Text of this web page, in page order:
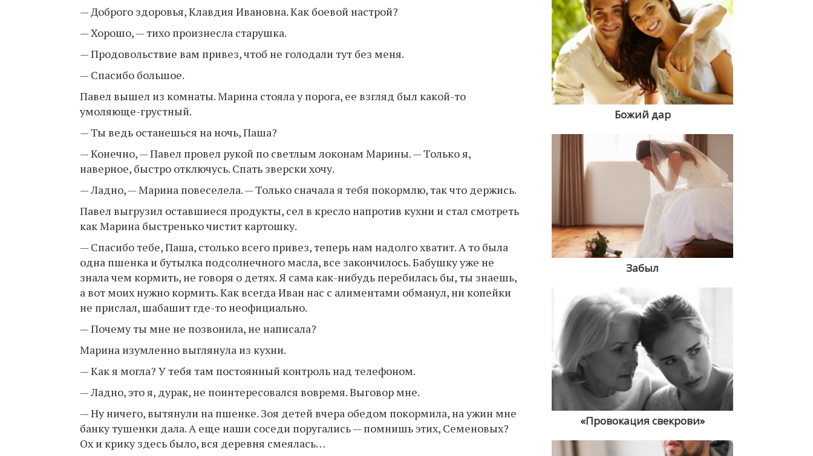
— Доброго здоровья, Клавдия Ивановна. Как боевой настрой?
— Хорошо, — тихо произнесла старушка.
— Продовольствие вам привез, чтоб не голодали тут без меня.
— Спасибо большое.
Павел вышел из комнаты. Марина стояла у порога, ее взгляд был какой-то
умоляюще-грустный.
— Ты ведь останешься на ночь, Паша?
— Конечно, — Павел провел рукой по светлым локонам Марины. — Только я,
наверное, быстро отключусь. Спать зверски хочу.
— Ладно, — Марина повеселела. — Только сначала я тебя покормлю, так что держись.
Павел выгрузил оставшиеся продукты, сел в кресло напротив кухни и стал смотреть
как Марина быстренько чистит картошку.
— Спасибо тебе, Паша, столько всего привез, теперь нам надолго хватит. А то была
одна пшенка и бутылка подсолнечного масла, все закончилось. Бабушку уже не
знала чем кормить, не говоря о детях. Я сама как-нибудь перебилась бы, ты знаешь,
а вот моих нужно кормить. Как всегда Иван нас с алиментами обманул, ни копейки
не прислал, шабашит где-то неофициально.
— Почему ты мне не позвонила, не написала?
Марина изумленно выглянула из кухни.
— Как я могла? У тебя там постоянный контроль над телефоном.
— Ладно, это я, дурак, не поинтересовался вовремя. Выговор мне.
— Ну ничего, вытянули на пшенке. Зоя детей вчера обедом покормила, на ужин мне
банку тушенки дала. А еще наши соседи поругались — помнишь этих, Семеновых?
Ох и крику здесь было, вся деревня смеялась…
Божий дар
Забыл
«Провокация свекрови»